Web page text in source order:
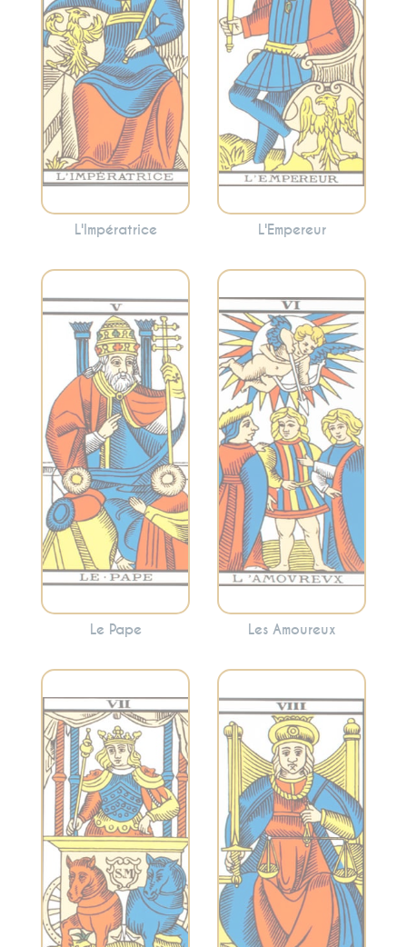
carte peut
suggérer la
nécessité de
prendre soin de
vous et de cultiver
votre créativité.
L'Impératrice
L’Empereur peut
indiquer la
nécessité
d’adopter une
approche
organisée pour
atteindre vos
objectifs.
L'Empereur
Incarne la
tradition, la
spiritualité et
l’enseignement.
Cette carte peut
signaler la
recherche de
conseils spirituels
ou la nécessité de
suivre des normes
établies.
Le Pape
Symbolise les
choix, les relations
et les dilemmes.
Cette carte peut
refléter une
décision
importante à
prendre ou
l’harmonie et la
synergie dans les
relations.
Les Amoureux
Évoque la volonté,
la détermination, le
contrôle et
l’avancement. Le
Chariot indique
souvent la
nécessité de
surmonter les
obstacles avec
détermination.
Représente
l’équilibre, la justice
et les
conséquences.
Cette carte peut
signaler la
nécessité de
prendre des
décisions
équitables ou de
faire face aux
conséquences de